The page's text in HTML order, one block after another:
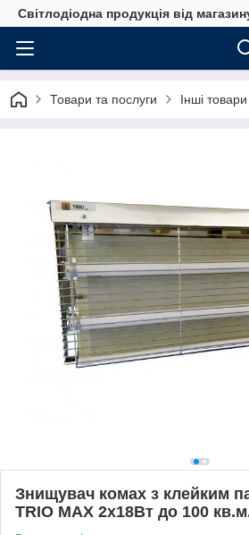
Світлодіодна продукція від
Товари та послуги Інші
Знищувач комах з клейким
TRIO MAX 2x18Вт до 100